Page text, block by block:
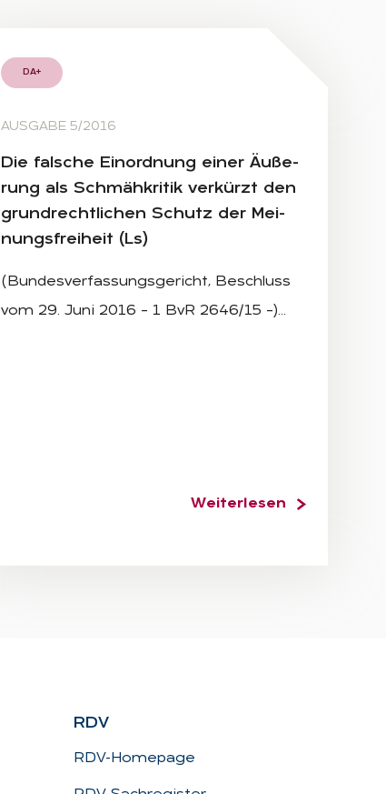
DA+
AUSGABE 5/2016
Die fal­sche Ein­ord­nung ei­ner Äu­ße­
rung als Schmäh­kri­tik ver­kürzt den
grund­recht­li­chen Schutz der Mei­
nungs­frei­heit (Ls)
(Bundesverfassungsgericht, Beschluss
vom 29. Juni 2016 – 1 BvR 2646/15 –)…
Weiterlesen
RDV
RDV-Homepage